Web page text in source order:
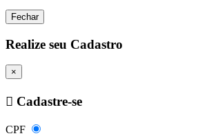
Fechar
Realize seu Cadastro
×
Cadastre-se
CPF